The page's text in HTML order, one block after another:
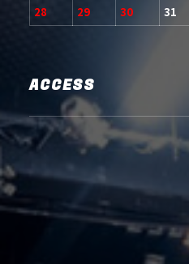
28
29 30 31
ACCESS